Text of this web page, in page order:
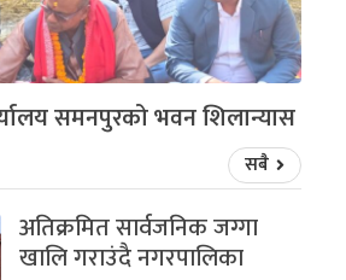
समनपुरको भवन शिलान्यास
सबै
अतिक्रमित सार्वजनिक जग्गा
खालि गराउंदै नगरपालिका